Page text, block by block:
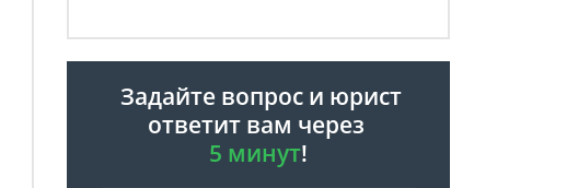
Задайте вопрос и юрист
ответит вам через
5 минут!